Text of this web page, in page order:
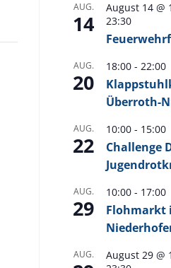
AUG.
14
August 14 @
23:30
AUG.
20
18:00 - 22:00
Überroth-
AUG.
22
10:00 - 15:00
Challenge
AUG.
29
10:00 - 17:00
Flohmarkt
AUG. August 29 @